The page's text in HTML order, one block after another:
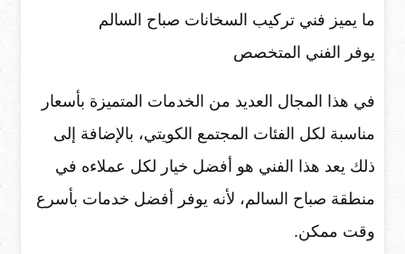
ما يميز فني تركيب السخانات صباح السالم
يوفر الفني المتخصص
في هذا المجال العديد من الخدمات المتميزة بأسعار
مناسبة لكل الفئات المجتمع الكويتي، بالإضافة إلى
ذلك يعد هذا الفني هو أفضل خيار لكل عملاءه في
منطقة صباح السالم، لأنه يوفر أفضل خدمات بأسرع
وقت ممكن.